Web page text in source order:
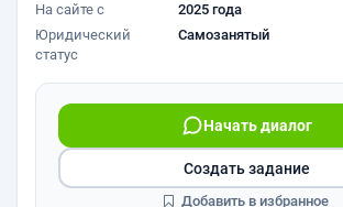
На сайте с
2025 года
Юридический
статус
Самозанятый
Начать диалог
Создать задание
Добавить в избранное